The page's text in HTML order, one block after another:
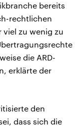
bereits
rechtlichen
viel zu wenig zu
die ARD-
erklärte der
den
dass sich die